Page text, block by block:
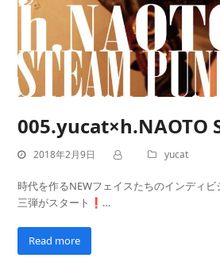
005.yucat×h.NAOTO
2018年2月9日 yucat
時代を作るNEWフェイスたちのインディビ
三弾がスタート❗…
Read more